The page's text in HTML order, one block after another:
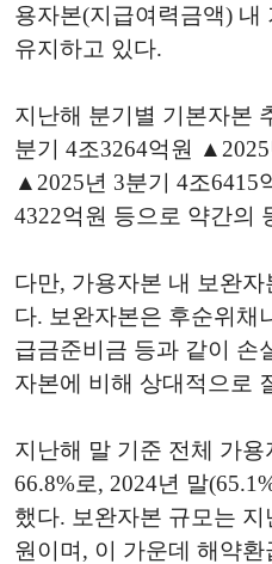
용자본(지급여력금액) 내
유지하고 있다.
지난해 분기별 기본자본
분기 4조3264억원
▲2025년 3분기 4조6415
4322억원 등으로 약간의
다만, 가용자본 내 보완
다. 보완자본은 후순위채
급금준비금 등과 같이 손
자본에 비해 상대적으로
지난해 말 기준 전체 가
66.8%로, 2024년 말
했다. 보완자본 규모는 지
원이며, 이 가운데 해약